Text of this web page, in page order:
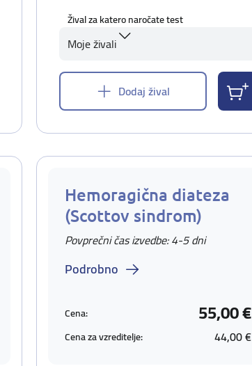
Žival za katero naročate test
Moje živali
Dodaj žival
Hemoragična diateza
(Scottov sindrom)
Povprečni čas izvedbe: 4-5 dni
Podrobno
Cena: 55,00 €
Cena za vzreditelje: 44,00 €